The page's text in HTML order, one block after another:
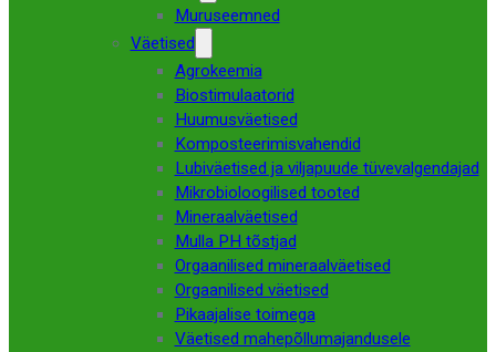
Muruseemned
Väetised
Agrokeemia
Biostimulaatorid
Huumusväetised
Komposteerimisvahendid
Lubiväetised ja viljapuude tüvevalgendajad
Mikrobioloogilised tooted
Mineraalväetised
Mulla PH tõstjad
Orgaanilised mineraalväetised
Orgaanilised väetised
Pikaajalise toimega
Väetised mahepõllumajandusele